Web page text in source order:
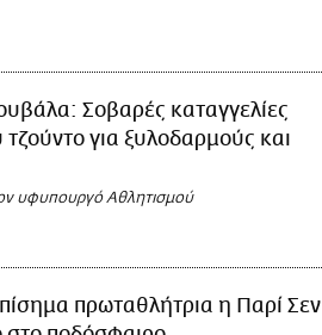
Σοβαρές καταγγελίες
για ξυλοδαρμούς και
υφυπουργό Αθλητισμού
πρωταθλήτρια η Παρί Σεν